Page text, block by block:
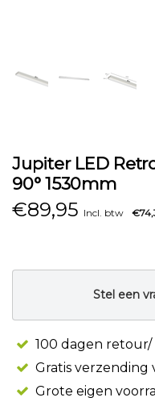
Jupiter LED
90° 1530mm
€89,95 Incl. btw
Stel een
100 dagen
Gratis verzending
Grote eigen